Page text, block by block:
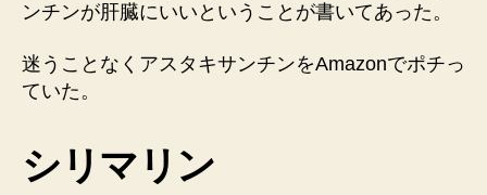
ンチンが肝臓にいいということが書いてあった。
迷うことなくアスタキサンチンをAmazonでポチっ
ていた。
シリマリン